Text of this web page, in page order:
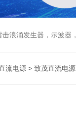
涌发生器，示波器，交
流电源 > 致茂直流电源